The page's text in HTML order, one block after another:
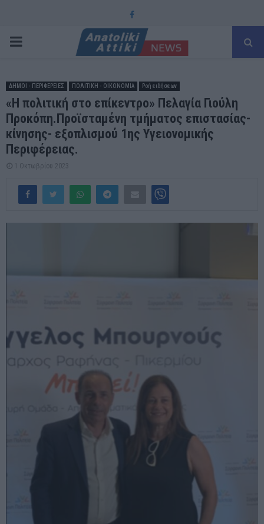
Facebook
PRIMARY
ΔΗΜΟΙ - ΠΕΡΙΦΕΡΕΙΕΣ ΠΟΛΙΤΙΚΗ - ΟΙΚΟΝΟΜΙΑ Ροή ειδήσεων
«Η πολιτική στο επίκεντρο» Πελαγία Γιούλη
Προκόπη.Προϊσταμένη τμήματος επιστασίας-
κίνησης- εξοπλισμού 1ης Υγειονομικής
Περιφέρειας.
1 Οκτωβρίου 2023